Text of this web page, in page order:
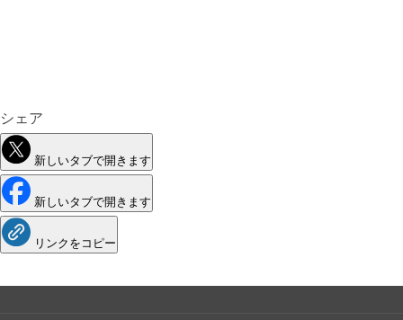
シェア
新しいタブで開きます
新しいタブで開きます
リンクをコピー